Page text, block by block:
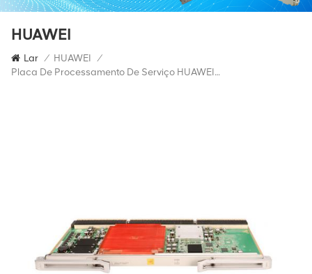
HUAWEI
Lar / HUAWEI /
Placa De Processamento De Serviço HUAWEI TN52UXCH 03031FSF